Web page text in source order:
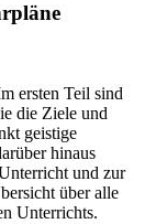
ersten Teil sind
die Ziele und
geistige
hinaus
und zur
über alle
Unterrichts.